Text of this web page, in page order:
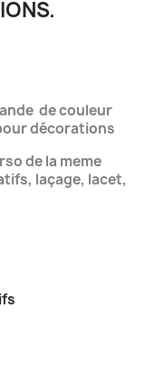
de couleur
décorations
de la meme
laçage, lacet,